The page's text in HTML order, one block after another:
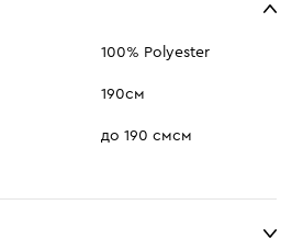
100% Polyester
190см
до 190 смсм